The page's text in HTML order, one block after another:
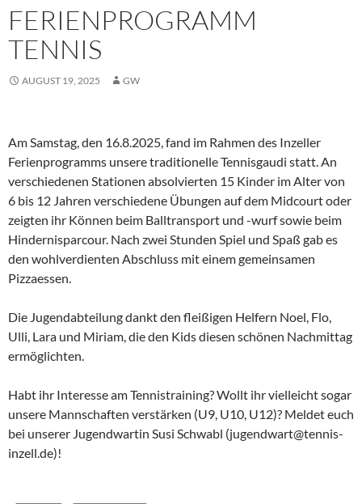
FERIENPROGRAMM
TENNIS
AUGUST 19, 2025 GW
Am Samstag, den 16.8.2025, fand im Rahmen des Inzeller
Ferienprogramms unsere traditionelle Tennisgaudi statt. An
verschiedenen Stationen absolvierten 15 Kinder im Alter von
6 bis 12 Jahren verschiedene Übungen auf dem Midcourt oder
zeigten ihr Können beim Balltransport und -wurf sowie beim
Hindernisparcour. Nach zwei Stunden Spiel und Spaß gab es
den wohlverdienten Abschluss mit einem gemeinsamen
Pizzaessen.
Die Jugendabteilung dankt den fleißigen Helfern Noel, Flo,
Ulli, Lara und Miriam, die den Kids diesen schönen Nachmittag
ermöglichten.
Habt ihr Interesse am Tennistraining? Wollt ihr vielleicht sogar
unsere Mannschaften verstärken (U9, U10, U12)? Meldet euch
bei unserer Jugendwartin Susi Schwabl (jugendwart@tennis-
inzell.de)!